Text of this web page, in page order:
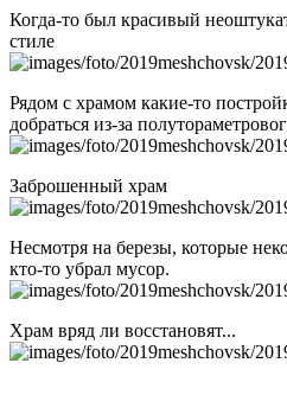
Когда-то был красивый
стиле
Рядом с храмом какие-то
добраться из-за
Заброшенный храм
Несмотря на березы, которые
кто-то убрал мусор.
Храм вряд ли восстановят...